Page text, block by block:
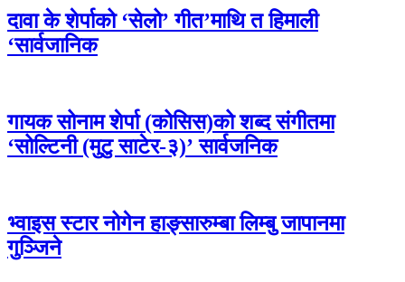
दावा के शेर्पाको ‘सेलो’ गीत’माथि त हिमाली
‘सार्वजानिक
गायक सोनाम शेर्पा (कोसिस)को शब्द संगीतमा
‘सोल्टिनी (मुटु साटेर-३)’ सार्वजनिक
भ्वाइस स्टार नोगेन हाङ्सारुम्बा लिम्बु जापानमा
गुञ्जिने